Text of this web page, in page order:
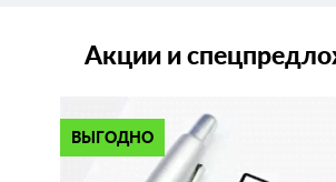
Акции и
ВЫГОДНО